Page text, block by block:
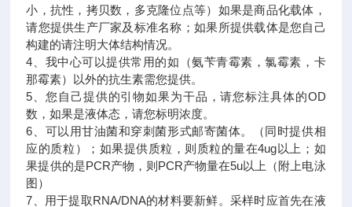
小，抗性，拷贝数，多克隆位点等）如果是商品化载体，
请您提供生产厂家及标准名称；如果所提供载体是您自己
构建的请注明大体结构情况。
4、我中心可以提供常用的如（氨苄青霉素，氯霉素，卡
那霉素）以外的抗生素需您提供。
5、您自己提供的引物如果为干品，请您标注具体的OD
数，如果是液体态，请您标明浓度。
6、可以用甘油菌和穿刺菌形式邮寄菌体。（同时提供相
应的质粒）；如果提供质粒，则质粒的量在4ug以上；如
果提供的是PCR产物，则PCR产物量在5u以上（附上电泳
图）
7、用于提取RNA/DNA的材料要新鲜。采样时应首先在液